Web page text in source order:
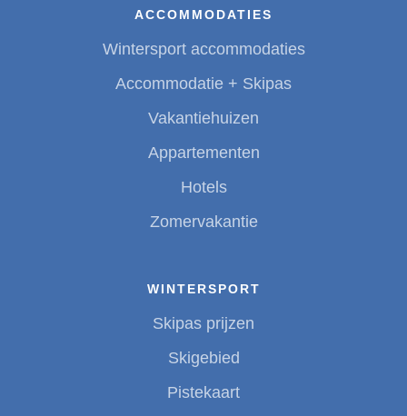
ACCOMMODATIES
Wintersport accommodaties
Accommodatie + Skipas
Vakantiehuizen
Appartementen
Hotels
Zomervakantie
WINTERSPORT
Skipas prijzen
Skigebied
Pistekaart